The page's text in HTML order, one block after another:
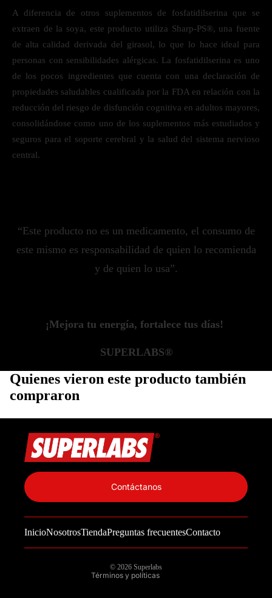
A diferencia de otros suplementos de fosfatidilserina que se
extraen de la soya, este producto utiliza Sharp-PS®, una fuente
de alta calidad derivada del girasol, lo que lo hace ideal para
personas con sensibilidades alérgicas. La fosfatidilserina es uno
de los pocos ingredientes que cuenta con una declaración de
propiedades saludables cualificada por la FDA en relación con la
reducción del riesgo de disfunción cognitiva en adultos mayores,
consolidándose como uno de los suplementos más estudiados y
seguros para el soporte cerebral y la salud del sistema nervioso
central.
“Este producto no es un medicamento, el consumo de
este mismo es responsabilidad de quien lo recomienda
y de quien lo usa”.
¡Mejora tu energía, fortalece tus días!
SUPERLABS®
Quienes vieron este producto también
compraron
InicioNosotrosTiendaPreguntas frecuentesContacto
Contáctanos
© 2026 Superlabs
Términos y políticas
Información de contacto
Política de reembolso
Términos del servicio
Política de envío